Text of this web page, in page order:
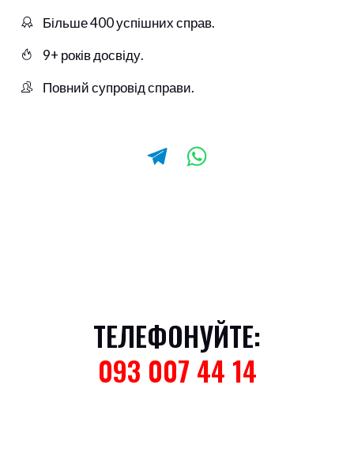
Більше 400 успішних справ.
9+ років досвіду.
Повний супровід справи.
ТЕЛЕФОНУЙТЕ:
093 007 44 14